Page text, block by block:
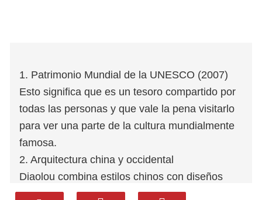
1. Patrimonio Mundial de la UNESCO (2007)
Esto significa que es un tesoro compartido por
todas las personas y que vale la pena visitarlo
para ver una parte de la cultura mundialmente
famosa.
2. Arquitectura china y occidental
Diaolou combina estilos chinos con diseños
occidentales (columnas griegas, arcos